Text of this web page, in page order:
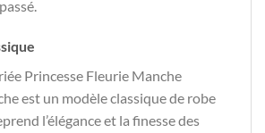
Princesse Fleurie Manche
est un modèle classique de robe
l’élégance et la finesse des